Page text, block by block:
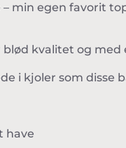
– min egen favorit
kvalitet og med
i kjoler som disse
have